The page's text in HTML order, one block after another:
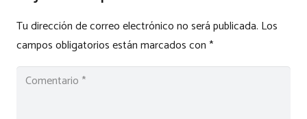
Tu dirección de correo electrónico no será publicada. Los
campos obligatorios están marcados con*